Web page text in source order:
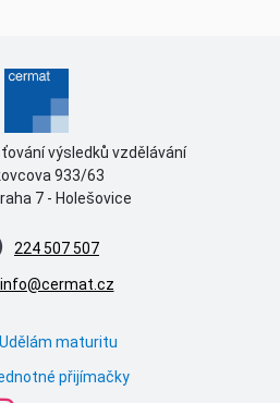
výsledků vzdělávání
933/63
7 - Holešovice
224 507 507
info@cermat.cz
Udělám maturitu
přijímačky